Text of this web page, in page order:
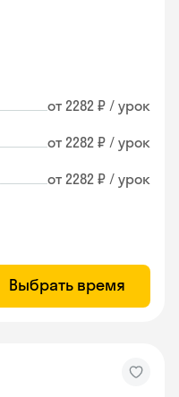
от 2282 ₽ / урок
от 2282 ₽ / урок
от 2282 ₽ / урок
Выбрать время